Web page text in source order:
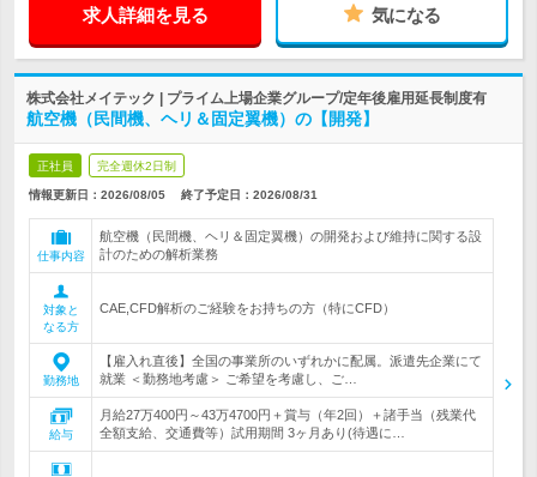
求人詳細を見る 気になる
株式会社メイテック | プライム上場企業グループ/定年後雇用延長制度有
航空機（民間機、ヘリ＆固定翼機）の【開発】
正社員 完全週休2日制
情報更新日：2026/08/05 終了予定日： 2026/08/31
仕事内容
航空機（民間機、ヘリ＆固定翼機）の開発および維持に関する設
計のための解析業務
対象と
なる方
CAE,CFD解析のご経験をお持ちの方（特にCFD）
勤務地
【雇入れ直後】全国の事業所のいずれかに配属。派遣先企業にて
就業 ＜勤務地考慮＞ ご希望を考慮し、ご…
給与
月給27万400円～43万4700円＋賞与（年2回）＋諸手当（残業代
全額支給、交通費等）試用期間 3ヶ月あり(待遇に…